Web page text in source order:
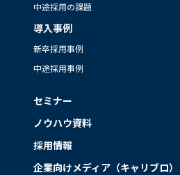
中途採用の課題
導入事例
新卒採用事例
中途採用事例
セミナー
ノウハウ資料
採用情報
企業向けメディア（キャリブロ）